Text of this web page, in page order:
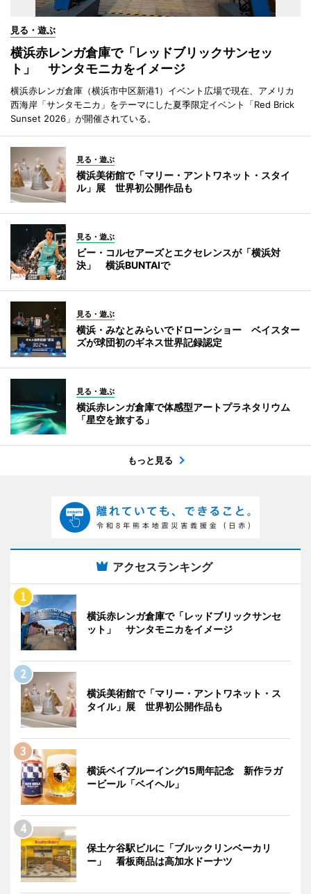
見る・遊ぶ
横浜赤レンガ倉庫で「レッドブリックサンセッ
ト」 サンタモニカをイメージ
横浜赤レンガ倉庫（横浜市中区新港1）イベント広場で現在、アメリカ
西海岸「サンタモニカ」をテーマにした夏季限定イベント「Red Brick
Sunset 2026」が開催されている。
見る・遊ぶ
横浜美術館で「マリー・アントワネット・スタイ
ル」展 世界初公開作品も
見る・遊ぶ
ビー・コルセアーズとエクセレンスが「横浜対
決」 横浜BUNTAIで
見る・遊ぶ
横浜・みなとみらいでドローンショー ベイスター
ズが球団初のギネス世界記録認定
見る・遊ぶ
横浜赤レンガ倉庫で体感型アートプラネタリウム
「星空を旅する」
もっと見る
アクセスランキング
横浜赤レンガ倉庫で「レッドブリックサンセ
ット」 サンタモニカをイメージ
横浜美術館で「マリー・アントワネット・ス
タイル」展 世界初公開作品も
横浜ベイブルーイング15周年記念 新作ラガ
ービール「ベイヘル」
保土ケ谷駅ビルに「ブルックリンベーカリ
ー」 看板商品は高加水ドーナツ